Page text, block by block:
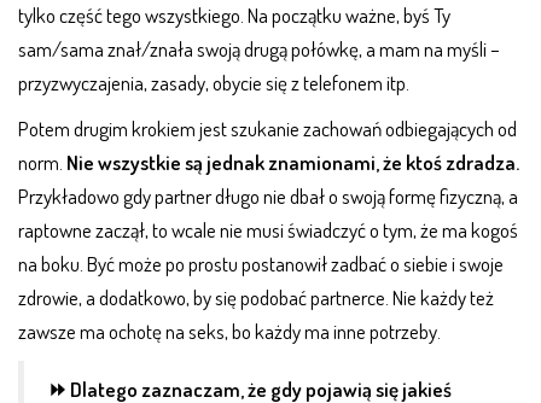
tylko część tego wszystkiego. Na początku ważne, byś Ty
sam/sama znał/znała swoją drugą połówkę, a mam na myśli –
przyzwyczajenia, zasady, obycie się z telefonem itp.
Potem drugim krokiem jest szukanie zachowań odbiegających od
norm. Nie wszystkie są jednak znamionami, że ktoś zdradza.
Przykładowo gdy partner długo nie dbał o swoją formę fizyczną, a
raptowne zaczął, to wcale nie musi świadczyć o tym, że ma kogoś
na boku. Być może po prostu postanowił zadbać o siebie i swoje
zdrowie, a dodatkowo, by się podobać partnerce. Nie każdy też
zawsze ma ochotę na seks, bo każdy ma inne potrzeby.
⏩ Dlatego zaznaczam, że gdy pojawią się jakieś